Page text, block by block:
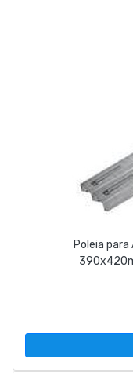
Poleia para